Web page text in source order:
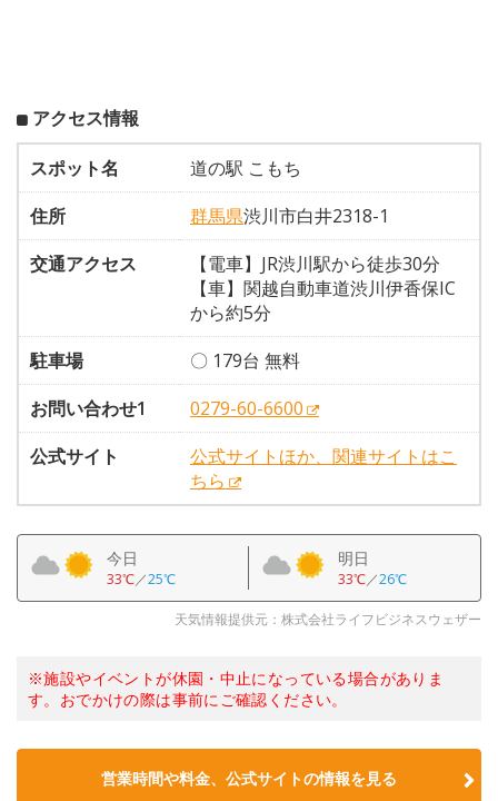
アクセス情報
スポット名
道の駅 こもち
住所
群馬県渋川市白井2318-1
交通アクセス
【電車】JR渋川駅から徒歩30分
【車】関越自動車道渋川伊香保IC
から約5分
駐車場
〇 179台 無料
お問い合わせ1
0279-60-6600
公式サイト
公式サイトほか、関連サイトはこ
ちら
今日
33℃／25℃
明日
33℃／26℃
天気情報提供元：株式会社ライフビジネスウェザー
※施設やイベントが休園・中止になっている場合がありま
す。おでかけの際は事前にご確認ください。
営業時間や料金、公式サイトの情報を見る